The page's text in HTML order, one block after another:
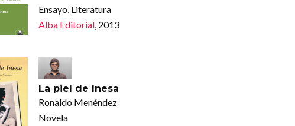
Ensayo, Literatura
Alba Editorial, 2013
La piel de Inesa
Ronaldo Menéndez
Novela